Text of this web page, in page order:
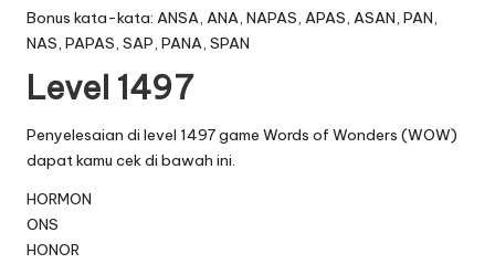
Bonus kata-kata: ANSA, ANA, NAPAS, APAS, ASAN, PAN,
NAS, PAPAS, SAP, PANA, SPAN
Level 1497
Penyelesaian di level 1497 game Words of Wonders (WOW)
dapat kamu cek di bawah ini.
HORMON
ONS
HONOR